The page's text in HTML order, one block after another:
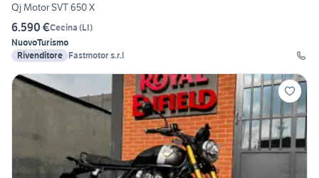
Qj Motor SVT 650 X
6.590 €Cecina (LI)
NuovoTurismo
Rivenditore Fastmotor s.r.l